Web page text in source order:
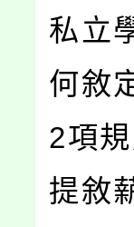
私立
何敘
2項
提敘